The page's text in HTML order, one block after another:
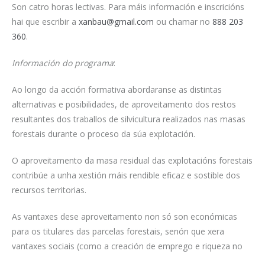
Son catro horas lectivas. Para máis información e inscricións
hai que escribir a xanbau@gmail.com ou chamar no 888 203
360.
Información do programa:
Ao longo da acción formativa abordaranse as distintas
alternativas e posibilidades, de aproveitamento dos restos
resultantes dos traballos de silvicultura realizados nas masas
forestais durante o proceso da súa explotación.
O aproveitamento da masa residual das explotacións forestais
contribúe a unha xestión máis rendible eficaz e sostible dos
recursos territorias.
As vantaxes dese aproveitamento non só son económicas
para os titulares das parcelas forestais, senón que xera
vantaxes sociais (como a creación de emprego e riqueza no